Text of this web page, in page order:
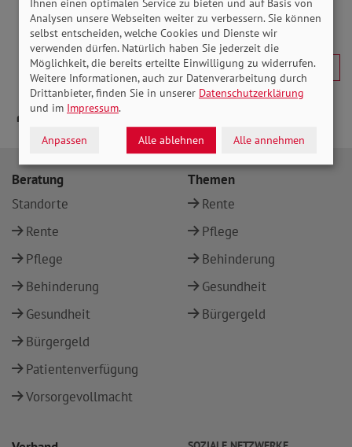
Beratung
Standorte
Rente
Pflege
Behinderung
Gesundheit
Bürgergeld
Patientenverfügung
Vorsorgevollmacht
Themen
Rente
Pflege
Behinderung
Gesundheit
Bürgergeld
Ihnen einen optimalen Service zu bieten und auf Basis von
Analysen unsere Webseiten weiter zu verbessern. Sie können
selbst entscheiden, welche Cookies und Dienste wir
verwenden dürfen. Natürlich haben Sie jederzeit die
Möglichkeit, die bereits erteilte Einwilligung zu widerrufen.
Weitere Informationen, auch zur Datenverarbeitung durch
Drittanbieter, finden Sie in unserer Datenschutzerklärung
und im Impressum.
Anpassen Alle ablehnen Alle annehmen